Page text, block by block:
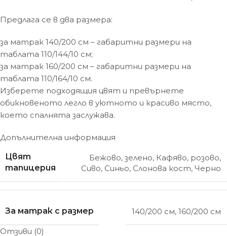
Предлага се в два размера:
за матрак 140/200 см – габаритни размери на
таблата 110/144/10 см;
за матрак 160/200 см – габаритни размери на
таблата 110/164/10 см.
Изберете подходящия цвят и превърнете
обикновеното легло в уютното и красиво място,
което спалнята заслужава.
Допълнителна информация
Цвят
тапицерия
Бежово, зелено, Кафяво, розово,
Сиво, Синьо, Слонова кост, Черно
За матрак с размер 140/200 см, 160/200 см
Отзиви (0)